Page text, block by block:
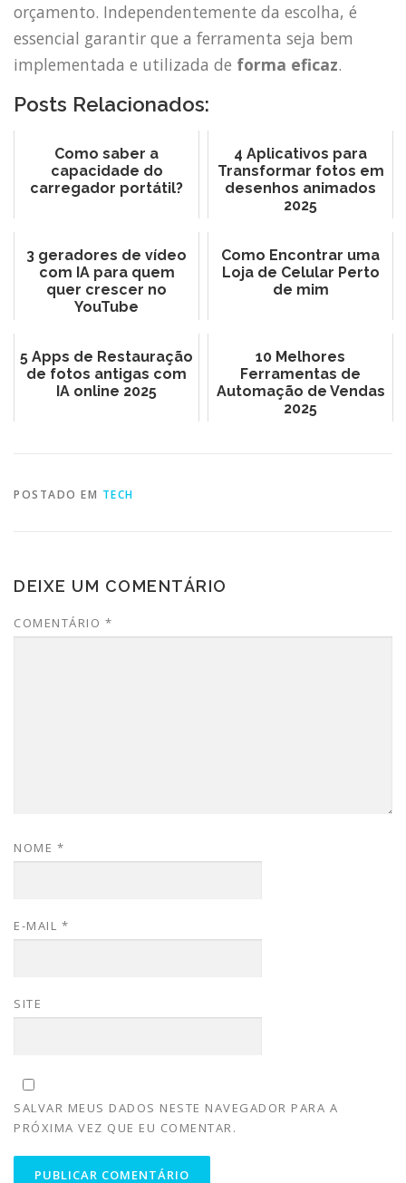
orçamento. Independentemente da escolha, é
essencial garantir que a ferramenta seja bem
implementada e utilizada de forma eficaz.
Posts Relacionados:
Como saber a
capacidade do
carregador portátil?
4 Aplicativos para
Transformar fotos em
desenhos animados
2025
3 geradores de vídeo
com IA para quem
quer crescer no
YouTube
Como Encontrar uma
Loja de Celular Perto
de mim
5 Apps de Restauração
de fotos antigas com
IA online 2025
10 Melhores
Ferramentas de
Automação de Vendas
2025
POSTADO EM TECH
DEIXE UM COMENTÁRIO
COMENTÁRIO *
NOME *
E-MAIL *
SITE
SALVAR MEUS DADOS NESTE NAVEGADOR PARA A
PRÓXIMA VEZ QUE EU COMENTAR.